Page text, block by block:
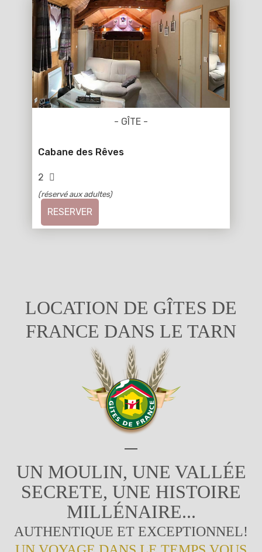
- GÎTE -
Cabane des Rêves
2
(réservé aux adultes)
RESERVER
LOCATION DE GÎTES DE
FRANCE DANS LE TARN
UN MOULIN, UNE VALLÉE
SECRETE, UNE HISTOIRE
MILLÉNAIRE...
AUTHENTIQUE ET EXCEPTIONNEL!